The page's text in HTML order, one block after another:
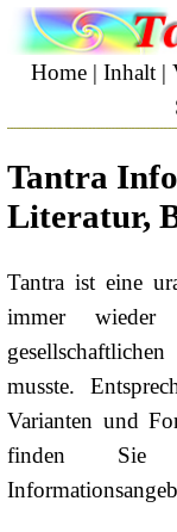
Home | Inhalt |
Tantra
Literatur,
Tantra ist eine
immer
musste.
Varianten und
finden Sie